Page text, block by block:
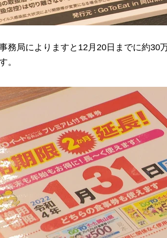
務局によりますと12月20日までに約30
。